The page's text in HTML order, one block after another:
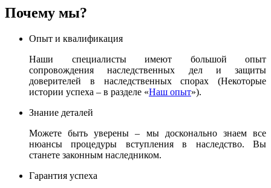
Почему мы?
Опыт и квалификация
Наши специалисты имеют большой опыт
сопровождения наследственных дел и защиты
доверителей в наследственных спорах (Некоторые
истории успеха – в разделе «Наш опыт»).
Знание деталей
Можете быть уверены – мы досконально знаем все
нюансы процедуры вступления в наследство. Вы
станете законным наследником.
Гарантия успеха